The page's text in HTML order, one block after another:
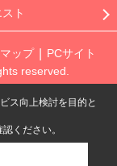
ト
ップ
PCサイト
reserved.
ス向上検討を目的と
ください。